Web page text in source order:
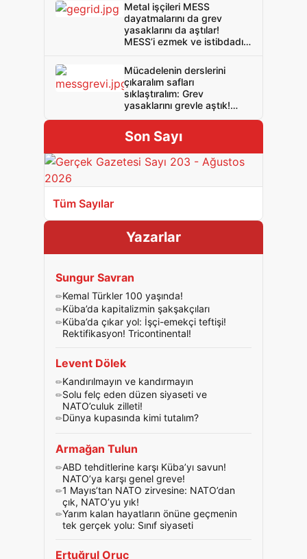
Metal işçileri MESS
dayatmalarını da grev
yasaklarını da aştılar!
MESS’i ezmek ve istibdadı
devam!
Mücadelenin derslerini
çıkaralım safları
sıklaştıralım: Grev
yasaklarını grevle aştık!
yeneceğiz!
Son Sayı
Tüm Sayılar
Yazarlar
Sungur Savran
Kemal Türkler 100 yaşında!
Küba’da kapitalizmin şakşakçıları
Küba’da çıkar yol: İşçi-emekçi teftişi!
Rektifikasyon! Tricontinental!
Levent Dölek
Kandırılmayın ve kandırmayın
Solu felç eden düzen siyaseti ve
NATO’culuk zilleti!
Dünya kupasında kimi tutalım?
Armağan Tulun
ABD tehditlerine karşı Küba’yı savun!
NATO’ya karşı genel greve!
1 Mayıs’tan NATO zirvesine: NATO’dan
çık, NATO’yu yık!
Yarım kalan hayatların önüne geçmenin
tek gerçek yolu: Sınıf siyaseti
Ertuğrul Oruç